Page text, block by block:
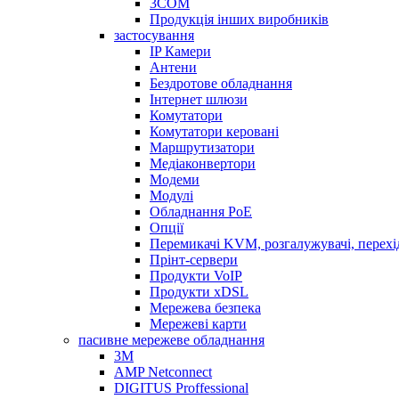
Продукція інших виробників
застосування
IP Камери
Антени
Бездротове обладнання
Інтернет шлюзи
Комутатори
Комутатори керовані
Маршрутизатори
Медіаконвертори
Модеми
Модулі
Обладнання PoE
Опції
Перемикачі KVM, розгалужувачі,
Прінт-сервери
Продукти VoIP
Продукти xDSL
Мережева безпека
Мережеві карти
пасивне мережеве обладнання
3M
AMP Netconnect
DIGITUS Proffessional